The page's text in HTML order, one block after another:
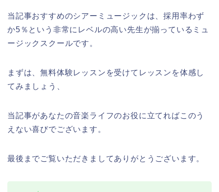
当記事おすすめのシアーミュージックは、採用率わず
か5％という非常にレベルの高い先生が揃っているミュ
ージックスクールです。
まずは、無料体験レッスンを受けてレッスンを体感し
てみましょう、
当記事があなたの音楽ライフのお役に立てればこのう
えない喜びでございます。
最後までご覧いただきましてありがとうございます。